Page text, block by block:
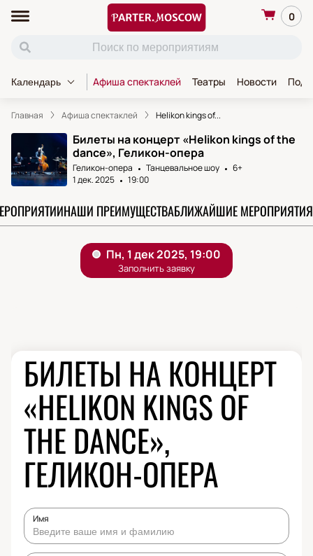
0
Календарь Афиша спектаклей Театры Новости
Главная Афиша спектаклей Helikon kings of...
Билеты на концерт «Helikon kings of the
dance», Геликон-опера
Геликон-опера Танцевальное шоу
6+
1 дек. 2025
19:00
НАШИ ПРЕИМУЩЕСТВАБЛИЖАЙШИЕ МЕРОПРИЯТИЯ
БИЛЕТЫ НА КОНЦЕРТ
«HELIKON KINGS OF
THE DANCE»,
ГЕЛИКОН-ОПЕРА
Имя